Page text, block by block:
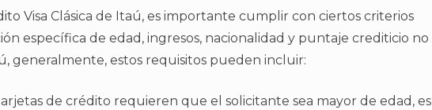
Visa Clásica de Itaú, es importante cumplir con ciertos criterios
específica de edad, ingresos, nacionalidad y puntaje crediticio no
generalmente, estos requisitos pueden incluir:
de crédito requieren que el solicitante sea mayor de edad, es